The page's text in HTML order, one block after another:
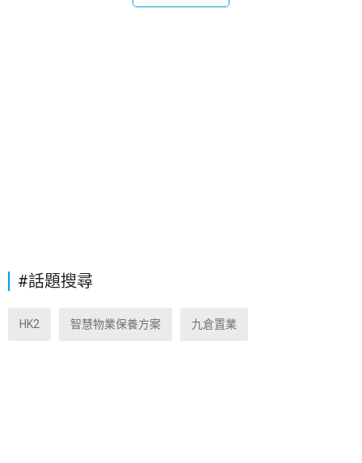
#話題搜尋
HK2 智慧物業保養方案 九倉置業